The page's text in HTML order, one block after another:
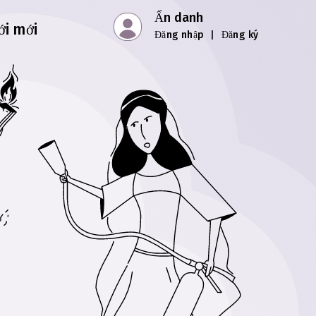
mới
Ẩn danh
Đăng nhập Đăng ký